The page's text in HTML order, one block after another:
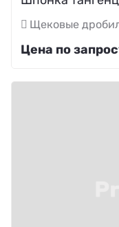
Щековые
Цена по